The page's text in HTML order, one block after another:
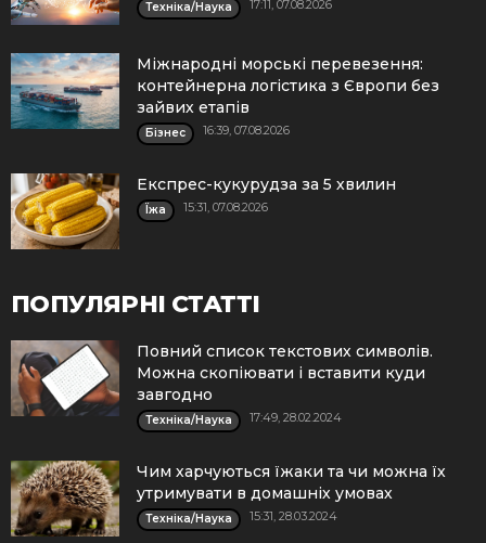
Техніка/Наука 17:11, 07.08.2026
Міжнародні морські перевезення:
контейнерна логістика з Європи без
зайвих етапів
Бізнес 16:39, 07.08.2026
Експрес-кукурудза за 5 хвилин
Їжа 15:31, 07.08.2026
ПОПУЛЯРНІ СТАТТІ
Повний список текстових символів.
Можна скопіювати і вставити куди
завгодно
Техніка/Наука 17:49, 28.02.2024
Чим харчуються їжаки та чи можна їх
утримувати в домашніх умовах
Техніка/Наука 15:31, 28.03.2024